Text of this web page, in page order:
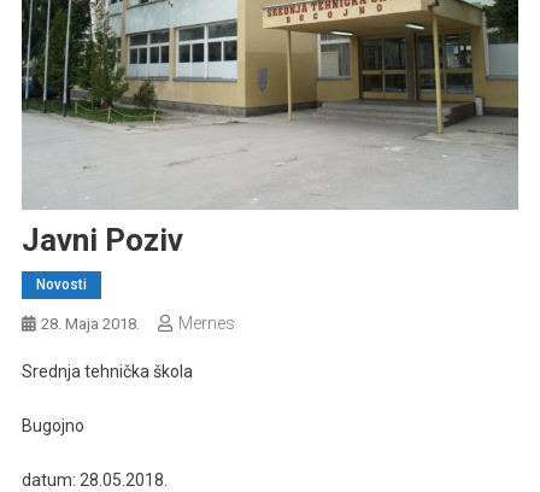
Javni Poziv
Novosti
28. Maja 2018. Mernes
Srednja tehnička škola
Bugojno
datum: 28.05.2018.